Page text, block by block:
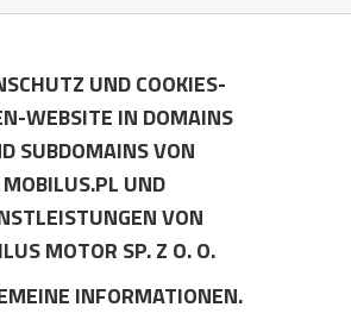
UND COOKIES-
WEBSITE IN DOMAINS
SUBDOMAINS VON
MOBILUS.PL UND
VON
MOTOR SP. Z O. O.
INFORMATIONEN.